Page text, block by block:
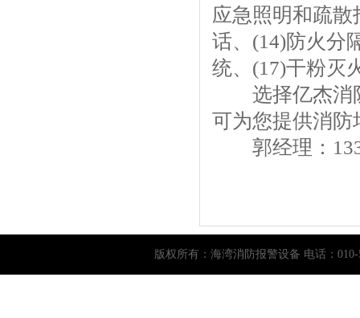
应急照明和疏散
话、(14)防火分
统、(17)干粉灭
选择亿杰消
可为您提供消防
郭经理：
版权所有： 海湾消防报警设备 电话：